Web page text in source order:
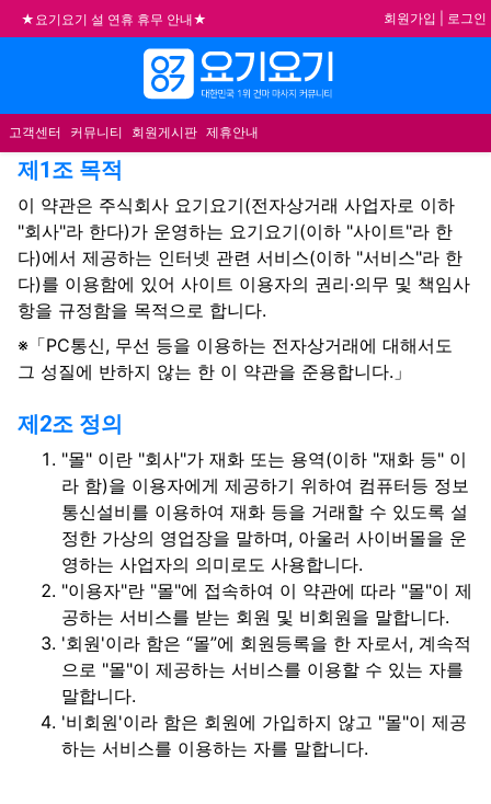
★요기요기 설 연휴 휴무 안내★
★ 요기요기 업체회원 안내사항 ★
불건전한 게시글은 삭제 및 회원탈퇴 됩니다.
합법적이고 건전한 업체와 광고를 제휴합니다.
회원가입 로그인
고객센터 커뮤니티 회원게시판 제휴안내
사이트 이용약관 안내
제1조 목적
이 약관은 주식회사 요기요기(전자상거래 사업자로 이하
"회사"라 한다)가 운영하는 요기요기(이하 "사이트"라 한
다)에서 제공하는 인터넷 관련 서비스(이하 "서비스"라 한
다)를 이용함에 있어 사이트 이용자의 권리·의무 및 책임사
항을 규정함을 목적으로 합니다.
※「PC통신, 무선 등을 이용하는 전자상거래에 대해서도
그 성질에 반하지 않는 한 이 약관을 준용합니다.」
제2조 정의
"몰" 이란 "회사"가 재화 또는 용역(이하 "재화 등" 이
라 함)을 이용자에게 제공하기 위하여 컴퓨터등 정보
통신설비를 이용하여 재화 등을 거래할 수 있도록 설
정한 가상의 영업장을 말하며, 아울러 사이버몰을 운
영하는 사업자의 의미로도 사용합니다.
"이용자"란 "몰"에 접속하여 이 약관에 따라 "몰"이 제
공하는 서비스를 받는 회원 및 비회원을 말합니다.
'회원'이라 함은 “몰”에 회원등록을 한 자로서, 계속적
으로 "몰"이 제공하는 서비스를 이용할 수 있는 자를
말합니다.
'비회원'이라 함은 회원에 가입하지 않고 "몰"이 제공
하는 서비스를 이용하는 자를 말합니다.